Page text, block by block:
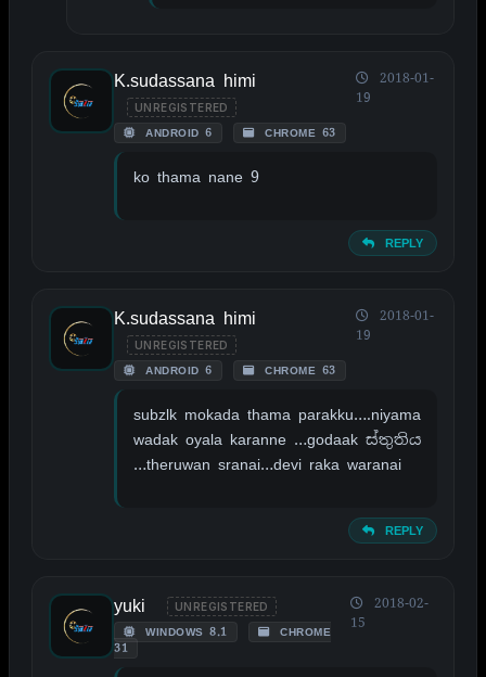
K.sudassana himi
UNREGISTERED
ANDROID 6 CHROME 63
2018-01-
19
ko thama nane 9
REPLY
K.sudassana himi
UNREGISTERED
ANDROID 6 CHROME 63
2018-01-
19
subzlk mokada thama parakku….niyama
wadak oyala karanne …godaak ස්තුතිය
…theruwan sranai…devi raka waranai
REPLY
yuki UNREGISTERED
WINDOWS 8.1
CHROME
31
2018-02-
15